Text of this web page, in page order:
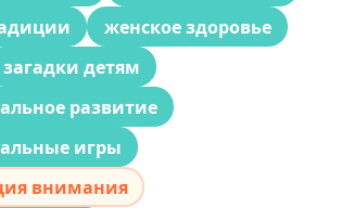
женское здоровье
загадки детям
развитие
игры
внимания